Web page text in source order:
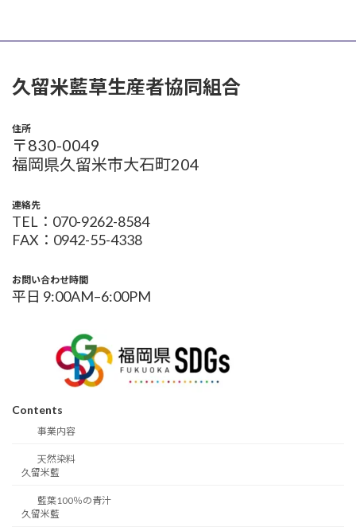
久留米藍草生産者協同組合
住所
〒830-0049
福岡県久留米市大石町204
連絡先
TEL：070-9262-8584
FAX：0942-55-4338
お問い合わせ時間
平日 9:00AM–6:00PM
Contents
事業内容
天然染料
久留米藍
藍葉100％の青汁
久留米藍